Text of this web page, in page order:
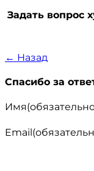
Задать вопрос
← Назад
Спасибо за
Имя
Email